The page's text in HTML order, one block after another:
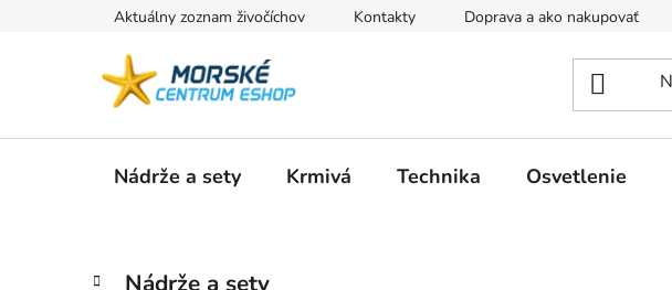
Aktuálny zoznam živočíchov Kontakty Doprava a ako nakupovať
Nádrže a sety Krmivá Technika Osvetlenie
BPreskočiť
K
Nádrže a sety